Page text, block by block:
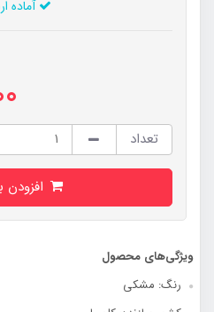
آماده
تعداد
ویژگی‌های محصول
رنگ: مشکی